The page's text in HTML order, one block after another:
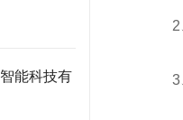
能科技有
2、
3、